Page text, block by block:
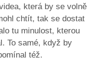
která by se volně
chtít, tak se dostat
tu minulost, kterou
To samé, když by
též.